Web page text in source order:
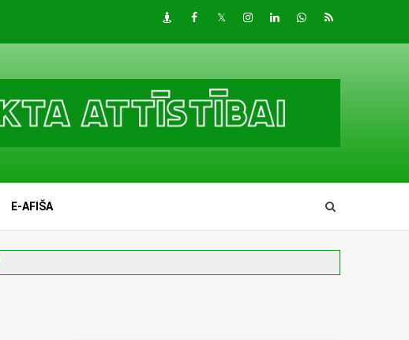
DraugiemFacebook
TwitterInstagram
LinkedInwhatsapp
RSS
E-AFIŠA